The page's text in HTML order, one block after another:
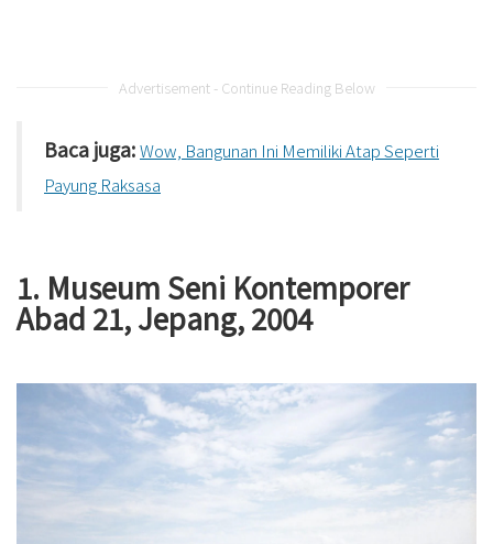
Advertisement - Continue Reading Below
Baca juga:Wow, Bangunan Ini Memiliki Atap Seperti
Payung Raksasa
1. Museum Seni Kontemporer
Abad 21, Jepang, 2004